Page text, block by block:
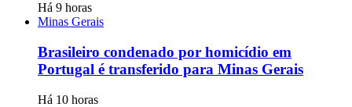
Há 9 horas
Minas Gerais
Brasileiro condenado por homicídio em
Portugal é transferido para Minas Gerais
Há 10 horas